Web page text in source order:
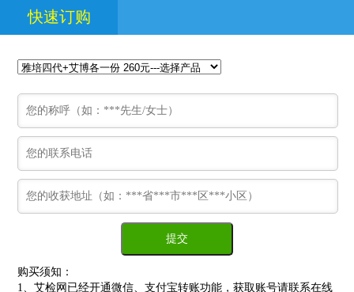
快速订购
购买须知：
1、艾检网已经开通微信、支付宝转账功能，获取账号请联系在线